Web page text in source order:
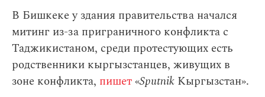
В Бишкеке у здания правительства начался
митинг из-за приграничного конфликта с
Таджикистаном, среди протестующих есть
родственники кыргызстанцев, живущих в
зоне конфликта, пишет«Sputnik Кыргызстан».